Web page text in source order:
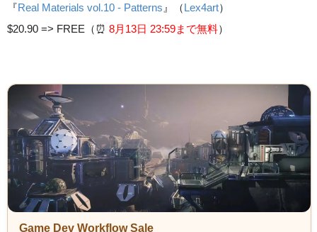
『Real Materials vol.10 - Patterns 』（Lex4art）
$20.90 => FREE（⏰️ 8月13日 23:59まで無料）
Game Dev Workflow Sale